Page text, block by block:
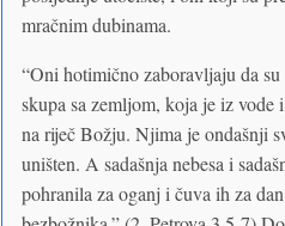
mračnim dubinama.
“Oni hotimično zaboravljaju da su
skupa sa zemljom, koja je iz vode
na riječ Božju. Njima je ondašnji
uništen. A sadašnja nebesa i
pohranila za oganj i čuva ih za